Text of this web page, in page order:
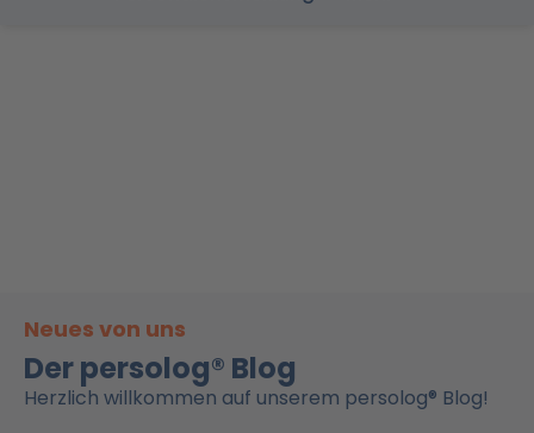
Neues von uns
Der persolog® Blog
Herzlich willkommen auf unserem persolog® Blog!